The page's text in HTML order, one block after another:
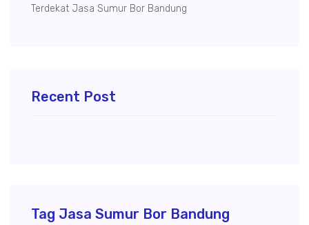
Terdekat Jasa Sumur Bor Bandung
Recent Post
Tag Jasa Sumur Bor Bandung